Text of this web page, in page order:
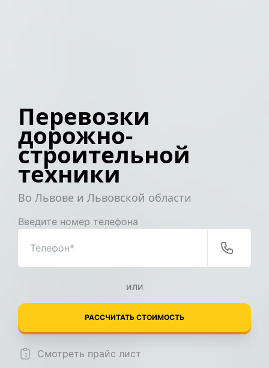
Перевозки
дорожно-
строительной
техники
Во Львове и Львовской области
Введите номер телефона
или
РАССЧИТАТЬ СТОИМОСТЬ
Смотреть прайс лист